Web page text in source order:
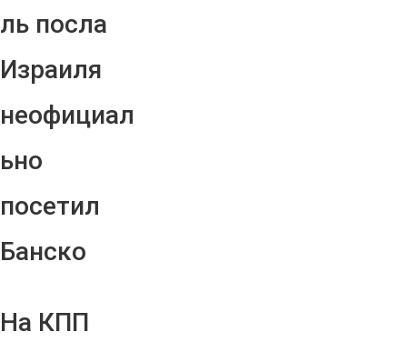
ль посла
Израиля
неофициал
ьно
посетил
Банско
На КПП